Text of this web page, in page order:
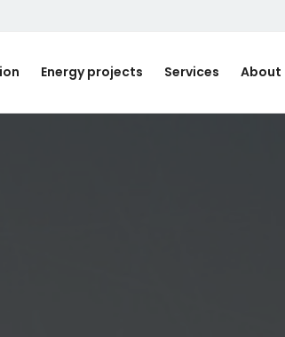
Energy projects Services About